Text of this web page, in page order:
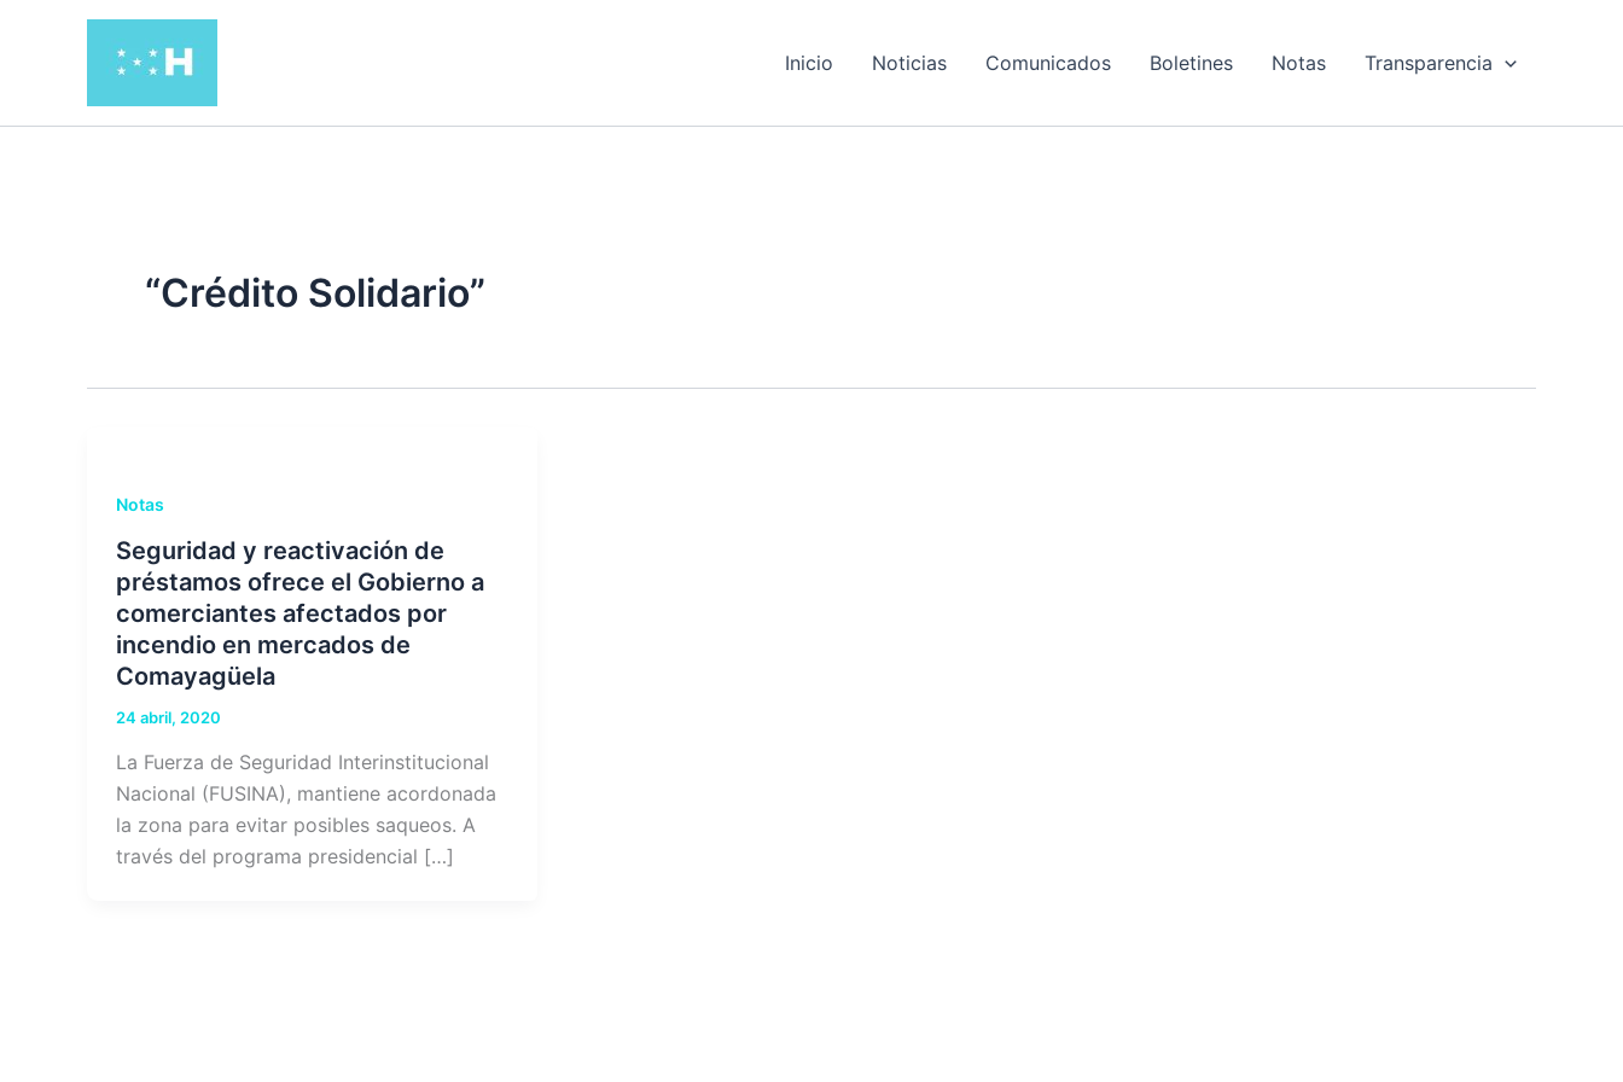
Inicio Noticias Comunicados Boletines Notas Transparencia
“Crédito Solidario”
Notas
Seguridad y reactivación de
préstamos ofrece el Gobierno a
comerciantes afectados por
incendio en mercados de
Comayagüela
24 abril, 2020
La Fuerza de Seguridad Interinstitucional
Nacional (FUSINA), mantiene acordonada
la zona para evitar posibles saqueos. A
través del programa presidencial […]